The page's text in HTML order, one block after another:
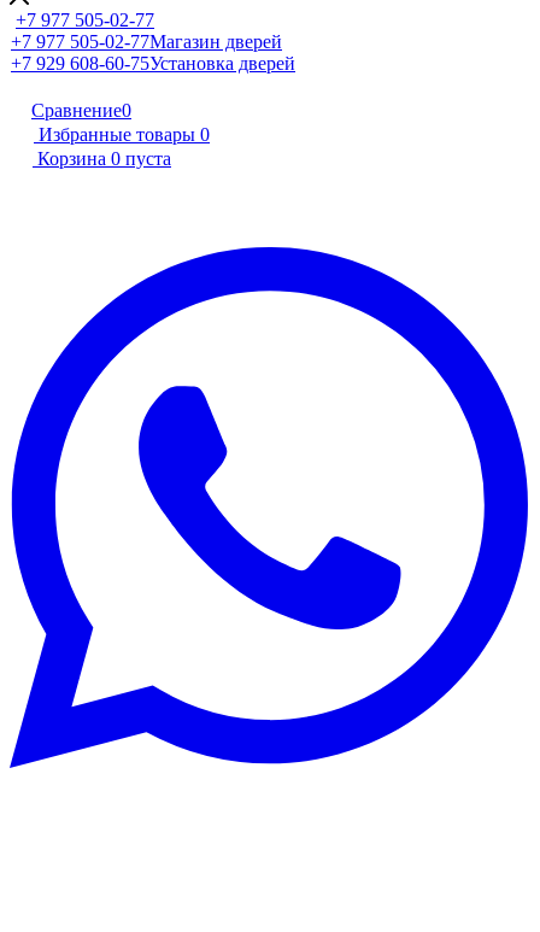
+7 977 505-02-77
+7 977 505-02-77Магазин дверей
+7 929 608-60-75Установка дверей
Сравнение0
Избранные товары 0
Корзина 0 пуста